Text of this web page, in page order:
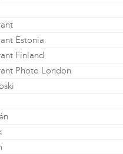
Estonia
Finland
Photo London